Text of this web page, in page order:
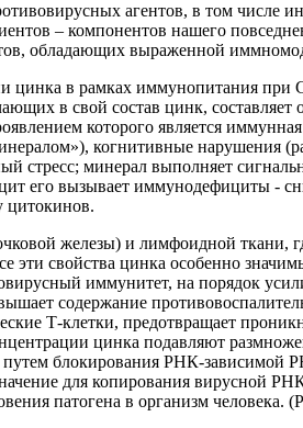
агентов, в том числе
– компонентов нашего
обладающих выраженной
в рамках иммунопитания при
в свой состав цинк,
которого является
когнитивные нарушения
стресс; минерал выполняет
его вызывает иммунодефициты -
цитокинов.
железы) и лимфоидной
свойства цинка особенно
иммунитет, на порядок
содержание
Т-клетки, предотвращает
цинка подавляют
блокирования РНК-зависимой
для копирования вирусной
патогена в организм человека.